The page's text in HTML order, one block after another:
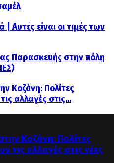
Αυτές είναι οι τιμές των
Παρασκευής στην πόλη
Κοζάνη: Πολίτες
αλλαγές στις...
Κοζάνη: Πολίτες
τις αλλαγές στις νέες